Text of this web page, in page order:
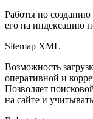
Работы по созданию
его на индексацию
Sitemap XML
Возможность
оперативной и
Позволяет
на сайте и